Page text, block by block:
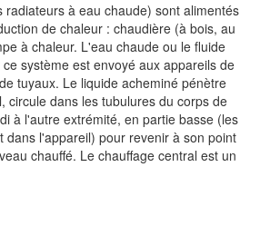
radiateurs à eau chaude) sont alimentés
de chaleur : chaudière (à bois, au
à chaleur. L'eau chaude ou le fluide
système est envoyé aux appareils de
tuyaux. Le liquide acheminé pénètre
circule dans les tubulures du corps de
à l'autre extrémité, en partie basse (les
dans l'appareil) pour revenir à son point
chauffé. Le chauffage central est un